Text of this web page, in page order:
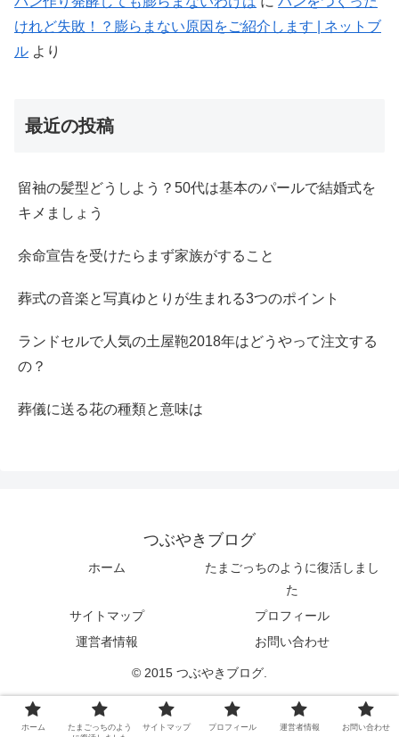
けれど失敗！？膨らまない原因をご紹介します | ネットブ
ル より
最近の投稿
留袖の髪型どうしよう？50代は基本のパールで結婚式を
キメましょう
余命宣告を受けたらまず家族がすること
葬式の音楽と写真ゆとりが生まれる3つのポイント
ランドセルで人気の土屋鞄2018年はどうやって注文する
の？
葬儀に送る花の種類と意味は
つぶやきブログ
ホーム
たまごっちのように復活しまし
た
サイトマップ
プロフィール
運営者情報
お問い合わせ
© 2015 つぶやきブログ.
ホーム
たまごっちのよう
サイトマップ プロフィール 運営者情報 お問い合わせ